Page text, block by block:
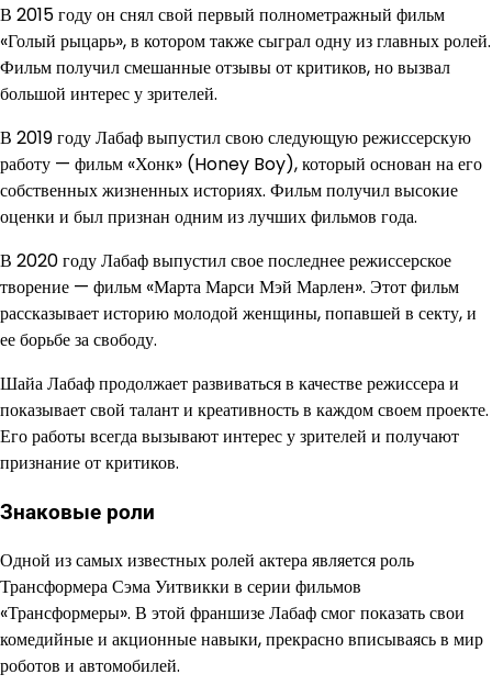
В 2015 году он снял свой первый полнометражный фильм
«Голый рыцарь», в котором также сыграл одну из главных ролей.
Фильм получил смешанные отзывы от критиков, но вызвал
большой интерес у зрителей.
В 2019 году Лабаф выпустил свою следующую режиссерскую
работу — фильм «Хонк» (Honey Boy), который основан на его
собственных жизненных историях. Фильм получил высокие
оценки и был признан одним из лучших фильмов года.
В 2020 году Лабаф выпустил свое последнее режиссерское
творение — фильм «Марта Марси Мэй Марлен». Этот фильм
рассказывает историю молодой женщины, попавшей в секту, и
ее борьбе за свободу.
Шайа Лабаф продолжает развиваться в качестве режиссера и
показывает свой талант и креативность в каждом своем проекте.
Его работы всегда вызывают интерес у зрителей и получают
признание от критиков.
Знаковые роли
Одной из самых известных ролей актера является роль
Трансформера Сэма Уитвикки в серии фильмов
«Трансформеры». В этой франшизе Лабаф смог показать свои
комедийные и акционные навыки, прекрасно вписываясь в мир
роботов и автомобилей.